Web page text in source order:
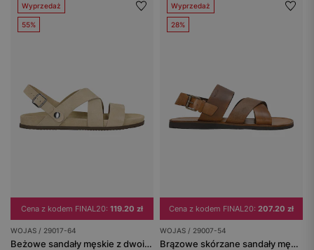
Wyprzedaż
55%
Cena z kodem FINAL20: 119.20 zł
WOJAS / 29017-64
Beżowe sandały męskie z dwoiny
Wyprzedaż
28%
Cena z kodem FINAL20: 207.20 zł
WOJAS / 29007-54
Brązowe skórzane sandały męskie